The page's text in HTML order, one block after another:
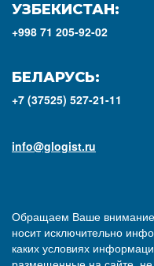
УЗБЕКИСТАН:
+998 71 205-92-02
БЕЛАРУСЬ:
+7 (37525) 527-21-11
info@glogist.ru
Обращаем Ваше внимание
носит исключительно
каких условиях